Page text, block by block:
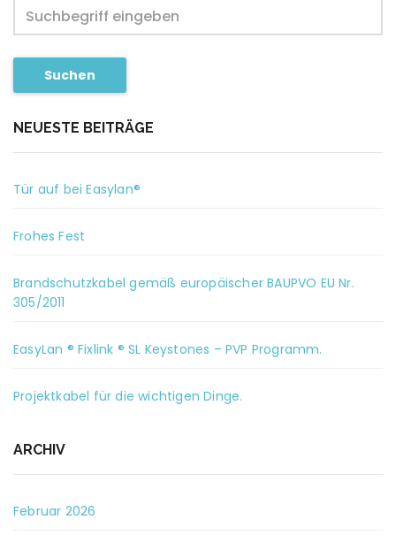
Suchen
NEUESTE BEITRÄGE
Tür auf bei Easylan®
Frohes Fest
Brandschutzkabel gemäß europäischer BAUPVO EU Nr.
305/2011
EasyLan ® Fixlink ® SL Keystones – PVP Programm.
Projektkabel für die wichtigen Dinge.
ARCHIV
Februar 2026